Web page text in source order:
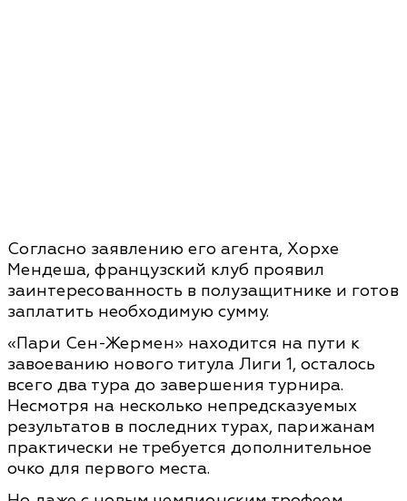
Согласно заявлению его агента, Хорхе
Мендеша, французский клуб проявил
заинтересованность в полузащитнике и готов
заплатить необходимую сумму.
«Пари Сен-Жермен» находится на пути к
завоеванию нового титула Лиги 1, осталось
всего два тура до завершения турнира.
Несмотря на несколько непредсказуемых
результатов в последних турах, парижанам
практически не требуется дополнительное
очко для первого места.